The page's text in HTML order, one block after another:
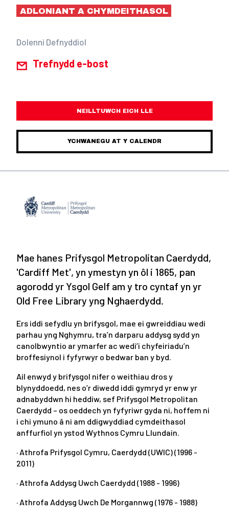
ADLONIANT A CHYMDEITHASOL
Dolenni Defnyddiol
Trefnydd e-bost
NEILLTUWCH EICH LLE
YCHWANEGU AT Y CALENDR
Mae hanes Prifysgol Metropolitan Caerdydd,
'Cardiff Met', yn ymestyn yn ôl i 1865, pan
agorodd yr Ysgol Gelf am y tro cyntaf yn yr
Old Free Library yng Nghaerdydd.
Ers iddi sefydlu yn brifysgol, mae ei gwreiddiau wedi
parhau yng Nghymru, tra’n darparu addysg sydd yn
canolbwyntio ar ymarfer ac wedi’i chyfeiriadu’n
broffesiynol i fyfyrwyr o bedwar ban y byd.
Ail enwyd y brifysgol nifer o weithiau dros y
blynyddoedd, nes o’r diwedd iddi gymryd yr enw yr
adnabyddwn hi heddiw, sef Prifysgol Metropolitan
Caerdydd – os oeddech yn fyfyriwr gyda ni, hoffem ni
i chi ymuno â ni am ddigwyddiad cymdeithasol
anffurfiol yn ystod Wythnos Cymru Llundain.
· Athrofa Prifysgol Cymru, Caerdydd (UWIC) (1996 -
2011)
· Athrofa Addysg Uwch Caerdydd (1988 - 1996)
· Athrofa Addysg Uwch De Morgannwg (1976 - 1988)